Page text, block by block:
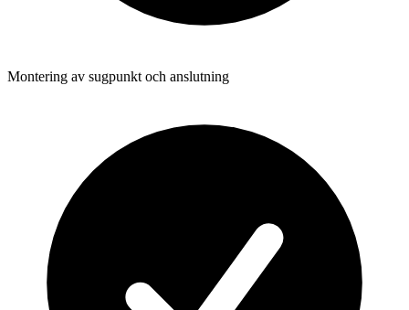
Montering av sugpunkt och anslutning